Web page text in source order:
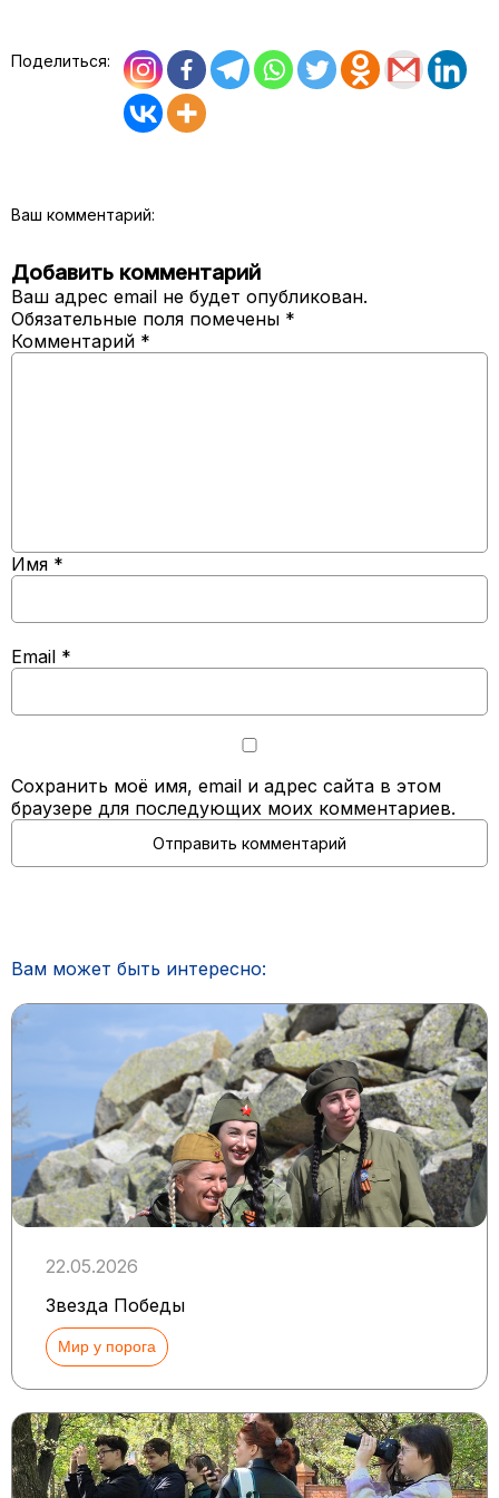
Поделиться:
Ваш комментарий:
Добавить комментарий
Ваш адрес email не будет опубликован.
Обязательные поля помечены *
Комментарий *
Имя *
Email *
Сохранить моё имя, email и адрес сайта в этом
браузере для последующих моих комментариев.
Вам может быть интересно:
22.05.2026
Звезда Победы
Мир у порога